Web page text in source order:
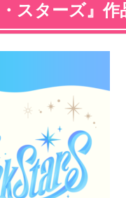
スターズ』作